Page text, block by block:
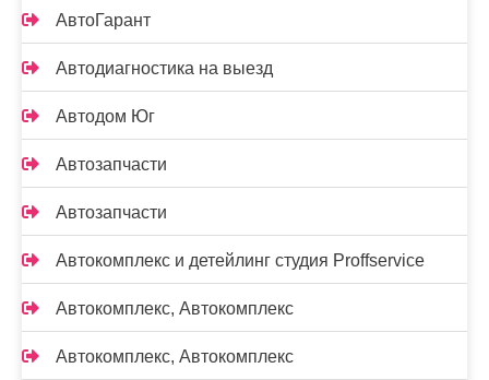
АвтоГарант
Автодиагностика на выезд
Автодом Юг
Автозапчасти
Автозапчасти
Автокомплекс и детейлинг студия Proffservice
Автокомплекс, Автокомплекс
Автокомплекс, Автокомплекс